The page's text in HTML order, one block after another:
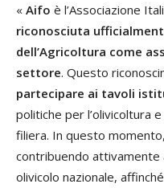
« Aifo è l’Associazione
riconosciuta
dell’Agricoltura come
settore. Questo
partecipare ai tavoli
politiche per l’olivicoltura
filiera. In questo
contribuendo attivamente
olivicolo nazionale,